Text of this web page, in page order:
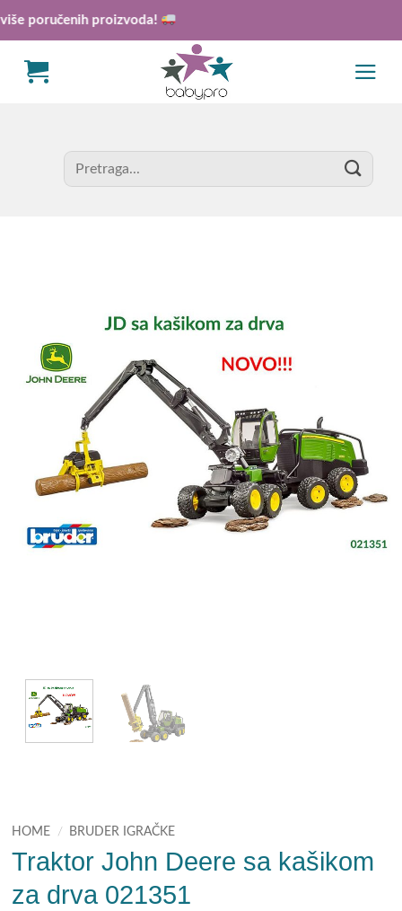
proizvoda!
Search
for:
HOME / BRUDER IGRAČKE
Traktor John Deere sa kašikom
za drva 021351